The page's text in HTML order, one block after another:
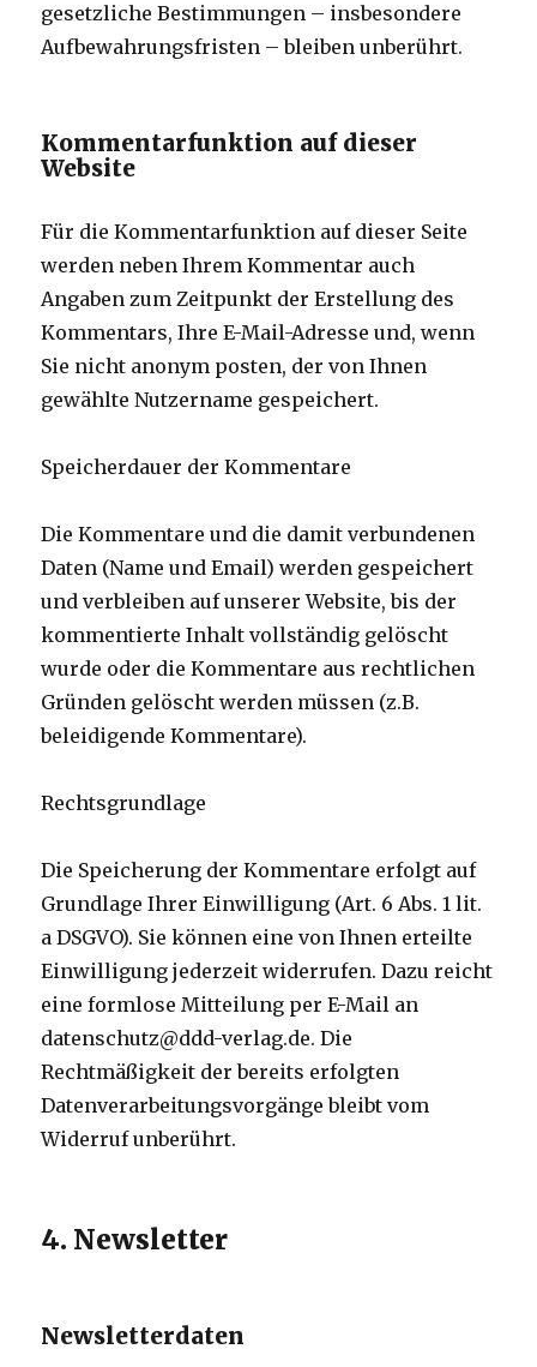
gesetzliche Bestimmungen – insbesondere
Aufbewahrungsfristen – bleiben unberührt.
Kommentarfunktion auf dieser
Website
Für die Kommentarfunktion auf dieser Seite
werden neben Ihrem Kommentar auch
Angaben zum Zeitpunkt der Erstellung des
Kommentars, Ihre E-Mail-Adresse und, wenn
Sie nicht anonym posten, der von Ihnen
gewählte Nutzername gespeichert.
Speicherdauer der Kommentare
Die Kommentare und die damit verbundenen
Daten (Name und Email) werden gespeichert
und verbleiben auf unserer Website, bis der
kommentierte Inhalt vollständig gelöscht
wurde oder die Kommentare aus rechtlichen
Gründen gelöscht werden müssen (z.B.
beleidigende Kommentare).
Rechtsgrundlage
Die Speicherung der Kommentare erfolgt auf
Grundlage Ihrer Einwilligung (Art. 6 Abs. 1 lit.
a DSGVO). Sie können eine von Ihnen erteilte
Einwilligung jederzeit widerrufen. Dazu reicht
eine formlose Mitteilung per E-Mail an
datenschutz@ddd-verlag.de. Die
Rechtmäßigkeit der bereits erfolgten
Datenverarbeitungsvorgänge bleibt vom
Widerruf unberührt.
4. Newsletter
Newsletterdaten